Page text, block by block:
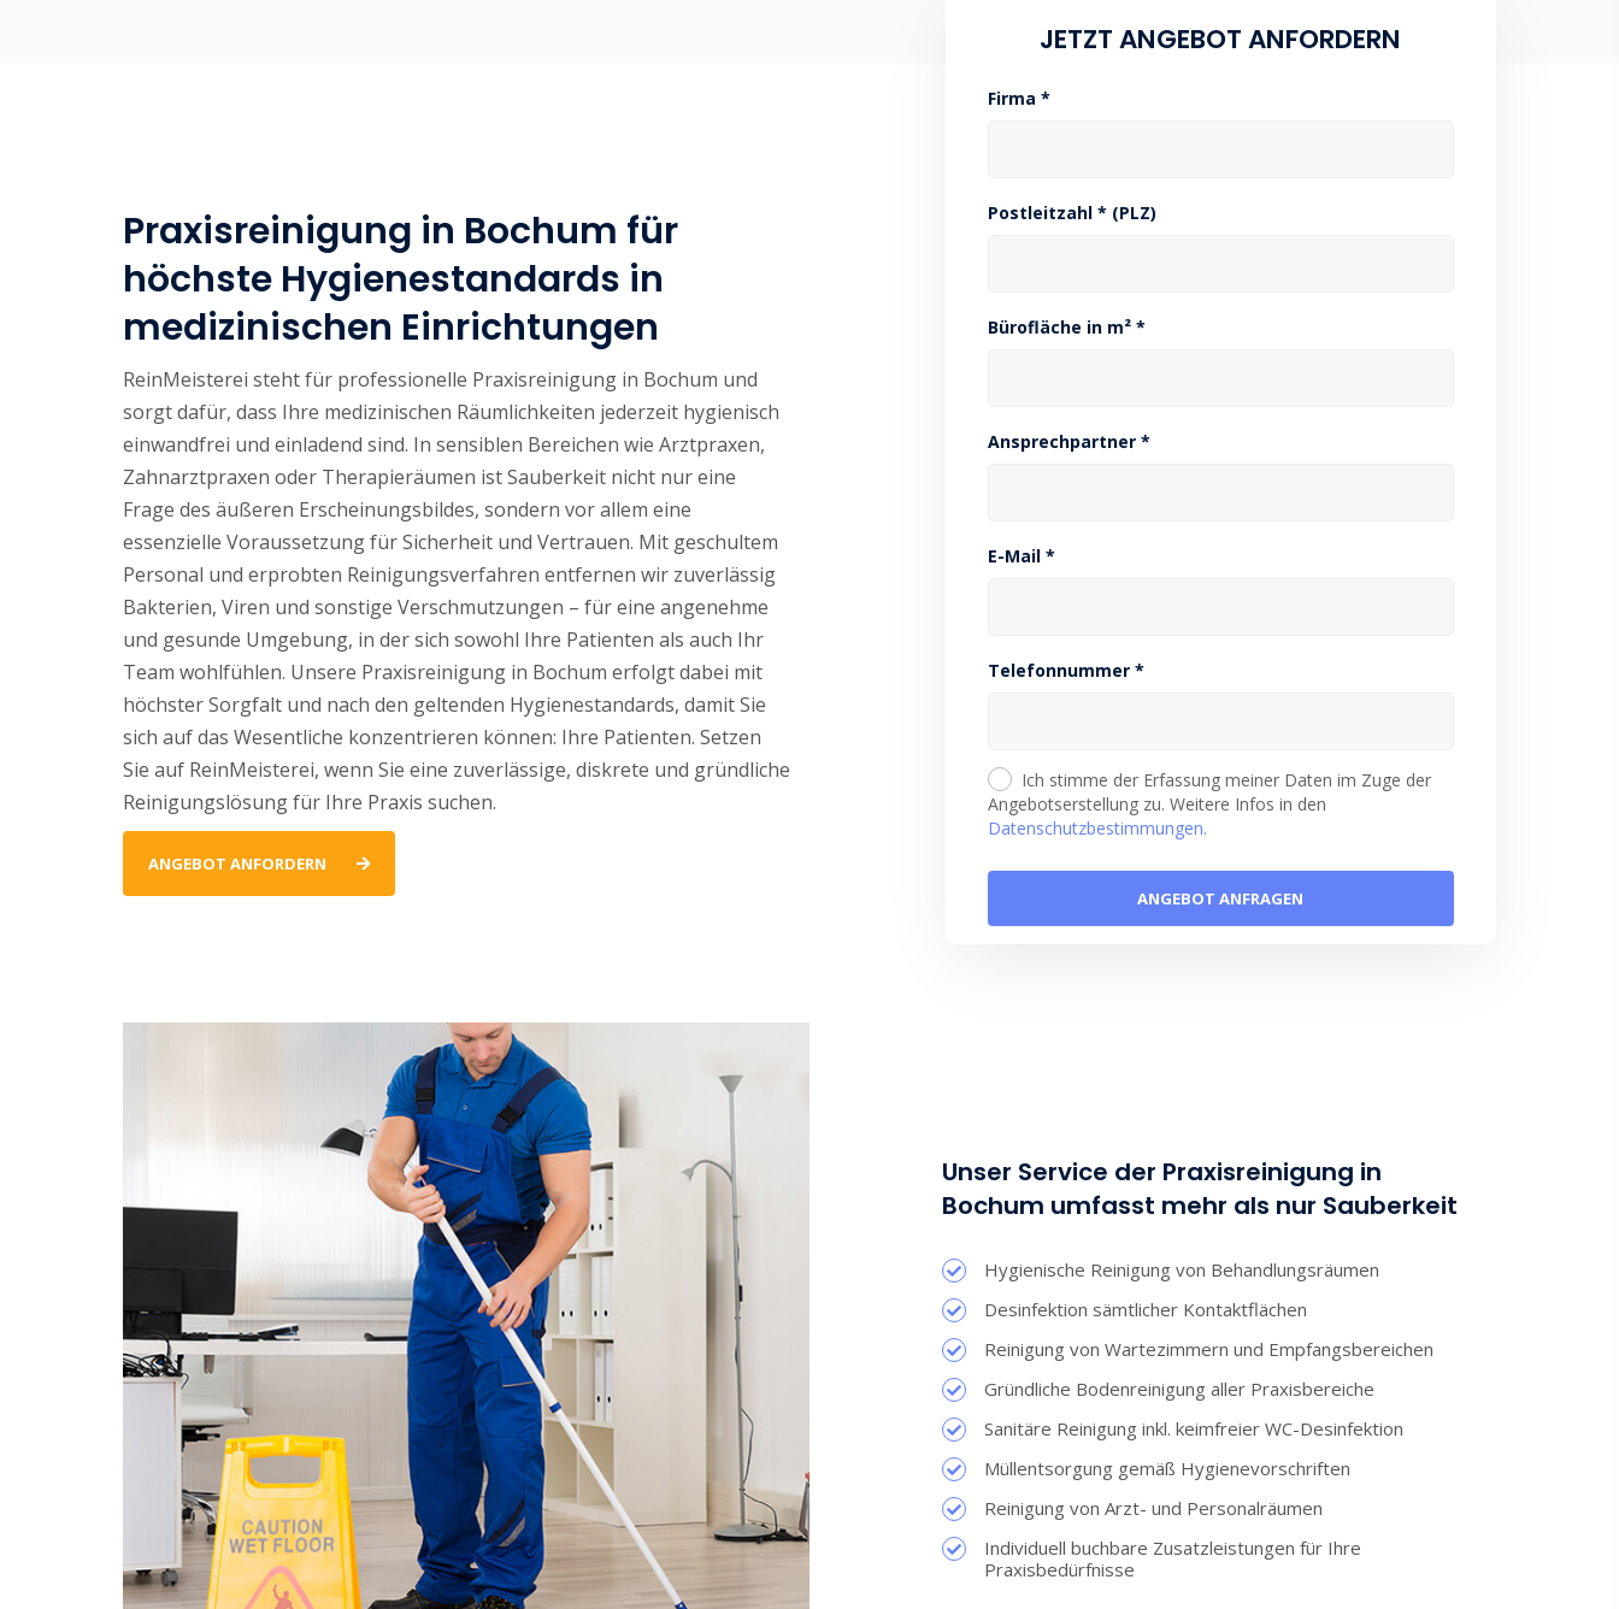
Praxisreinigung in Bochum für
höchste Hygienestandards in
medizinischen Einrichtungen
ReinMeisterei steht für professionelle Praxisreinigung in Bochum und
sorgt dafür, dass Ihre medizinischen Räumlichkeiten jederzeit hygienisch
einwandfrei und einladend sind. In sensiblen Bereichen wie Arztpraxen,
Zahnarztpraxen oder Therapieräumen ist Sauberkeit nicht nur eine
Frage des äußeren Erscheinungsbildes, sondern vor allem eine
essenzielle Voraussetzung für Sicherheit und Vertrauen. Mit geschultem
Personal und erprobten Reinigungsverfahren entfernen wir zuverlässig
Bakterien, Viren und sonstige Verschmutzungen – für eine angenehme
und gesunde Umgebung, in der sich sowohl Ihre Patienten als auch Ihr
Team wohlfühlen. Unsere Praxisreinigung in Bochum erfolgt dabei mit
höchster Sorgfalt und nach den geltenden Hygienestandards, damit Sie
sich auf das Wesentliche konzentrieren können: Ihre Patienten. Setzen
Sie auf ReinMeisterei, wenn Sie eine zuverlässige, diskrete und gründliche
Reinigungslösung für Ihre Praxis suchen.
ANGEBOT ANFORDERN
JETZT ANGEBOT ANFORDERN
Firma *
Postleitzahl * (PLZ)
Bürofläche in m² *
Ansprechpartner *
E-Mail *
Telefonnummer *
Ich stimme der Erfassung meiner Daten im Zuge der
Angebotserstellung zu. Weitere Infos in den
Datenschutzbestimmungen.
Unser Service der Praxisreinigung in
Bochum umfasst mehr als nur Sauberkeit
Hygienische Reinigung von Behandlungsräumen
Desinfektion sämtlicher Kontaktflächen
Reinigung von Wartezimmern und Empfangsbereichen
Gründliche Bodenreinigung aller Praxisbereiche
Sanitäre Reinigung inkl. keimfreier WC-Desinfektion
Müllentsorgung gemäß Hygienevorschriften
Reinigung von Arzt- und Personalräumen
Individuell buchbare Zusatzleistungen für Ihre
Praxisbedürfnisse